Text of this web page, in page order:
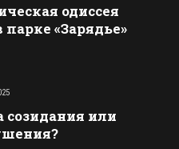
одиссея
парке «Зарядье»
созидания или